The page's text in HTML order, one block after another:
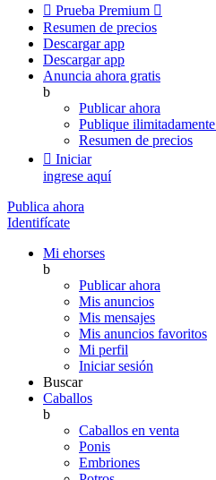
 Prueba Premium 
Resumen de precios
Descargar app
Descargar app
Anuncia ahora gratis
b
Publicar ahora
Publique ilimitadamente
Resumen de precios
 Iniciar
ingrese aquí
Publica ahora
Identifícate
Mi ehorses
b
Publicar ahora
Mis anuncios
Mis mensajes
Mis anuncios favoritos
Mi perfil
Iniciar sesión
Buscar
Caballos
b
Caballos en venta
Ponis
Embriones